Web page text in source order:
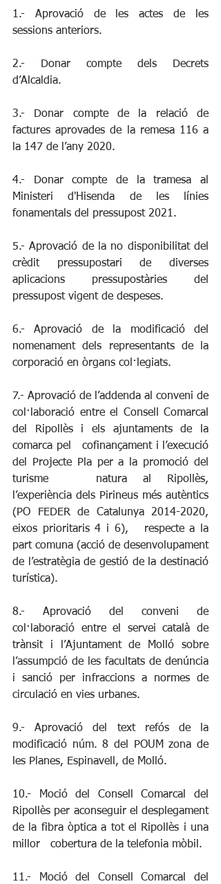
1.- Aprovació de les actes de les
sessions anteriors.
2.- Donar compte dels Decrets
d’Alcaldia.
3.- Donar compte de la relació de
factures aprovades de la remesa 116 a
la 147 de l’any 2020.
4.- Donar compte de la tramesa al
Ministeri d'Hisenda de les línies
fonamentals del pressupost 2021.
5.- Aprovació de la no disponibilitat del
crèdit pressupostari de diverses
aplicacions pressupostàries del
pressupost vigent de despeses.
6.- Aprovació de la modificació del
nomenament dels representants de la
corporació en òrgans col·legiats.
7.- Aprovació de l’addenda al conveni de
col·laboració entre el Consell Comarcal
del Ripollès i els ajuntaments de la
comarca pel   cofinançament i l’execució
del Projecte Pla per a la promoció del
turisme   natura al Ripollès,
l’experiència dels Pirineus més autèntics
(PO FEDER de Catalunya 2014-2020,
eixos prioritaris 4 i 6),   respecte a la
part comuna (acció de desenvolupament
de l’estratègia de gestió de la destinació
turística).
8.- Aprovació del conveni de
col·laboració entre el servei català de
trànsit i l’Ajuntament de Molló sobre
l’assumpció de les facultats de denúncia
i sanció per infraccions a normes de
circulació en vies urbanes.
9.- Aprovació del text refós de la
modificació núm. 8 del POUM zona de
les Planes, Espinavell, de Molló.
10.- Moció del Consell Comarcal del
Ripollès per aconseguir el desplegament
de la fibra òptica a tot el Ripollès i una
millor   cobertura de la telefonia mòbil.
11.- Moció del Consell Comarcal del